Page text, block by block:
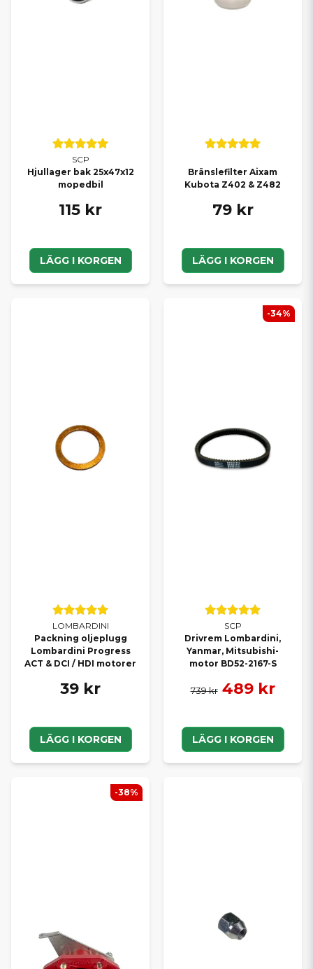
SCP
Hjullager bak 25x47x12
mopedbil
115 kr
LÄGG I KORGEN
Bränslefilter Aixam
Kubota Z402 & Z482
79 kr
LÄGG I KORGEN
LOMBARDINI
Packning oljeplugg
Lombardini Progress
ACT & DCI / HDI motorer
39 kr
LÄGG I KORGEN
SCP
Drivrem Lombardini,
Yanmar, Mitsubishi-
motor BD52-2167-S
739 kr 489 kr
LÄGG I KORGEN
-34%
-38%